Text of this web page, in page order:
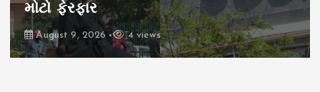
મોટો ફેરફાર
August 9, 2026 4 views